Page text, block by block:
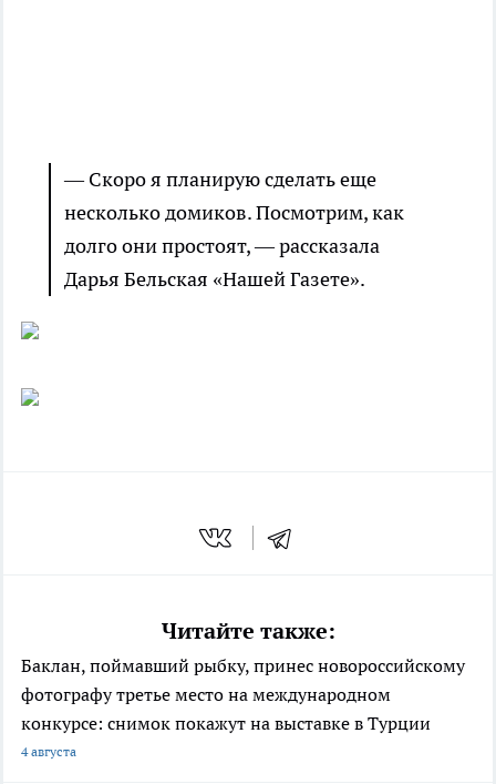
— Скоро я планирую сделать еще
несколько домиков. Посмотрим, как
долго они простоят, — рассказала
Дарья Бельская «Нашей Газете».
Читайте также:
Баклан, поймавший рыбку, принес новороссийскому
фотографу третье место на международном
конкурсе: снимок покажут на выставке в Турции
4 августа